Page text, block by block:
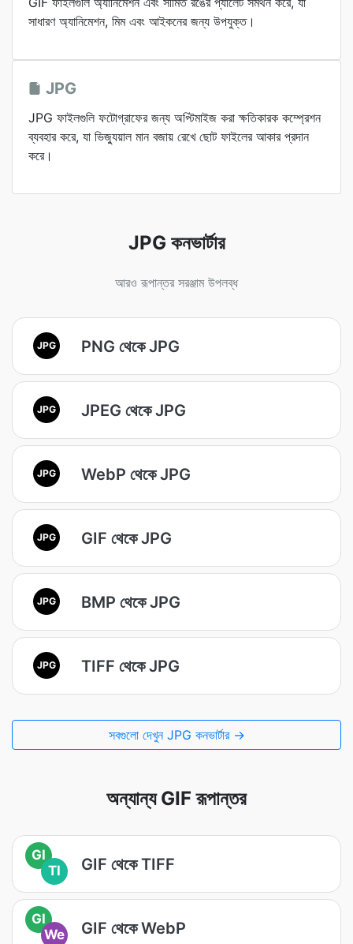
সাধারণ অ্যানিমেশন, মিম এবং আইকনের জন্য উপযুক্ত।
JPG
JPG ফাইলগুলি ফটোগ্রাফের জন্য অপ্টিমাইজ করা ক্ষতিকারক কম্প্রেশন
ব্যবহার করে, যা ভিজ্যুয়াল মান বজায় রেখে ছোট ফাইলের আকার প্রদান
করে।
JPG কনভার্টার
আরও রূপান্তর সরঞ্জাম উপলব্ধ
JPG PNG থেকে JPG
JPG JPEG থেকে JPG
JPG WebP থেকে JPG
JPG GIF থেকে JPG
JPG BMP থেকে JPG
JPG TIFF থেকে JPG
সবগুলো দেখুন JPG কনভার্টার →
অন্যান্য GIF রূপান্তর
GI
TI
GIF থেকে TIFF
GI
We
GIF থেকে WebP